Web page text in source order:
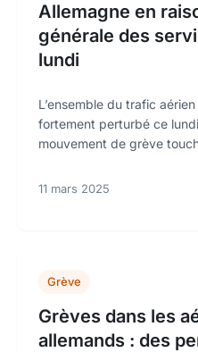
Allemagne en
générale des
lundi
L’ensemble du trafic
fortement perturbé ce
mouvement de grève
11 mars 2025
Grève
Grèves dans les
allemands : des